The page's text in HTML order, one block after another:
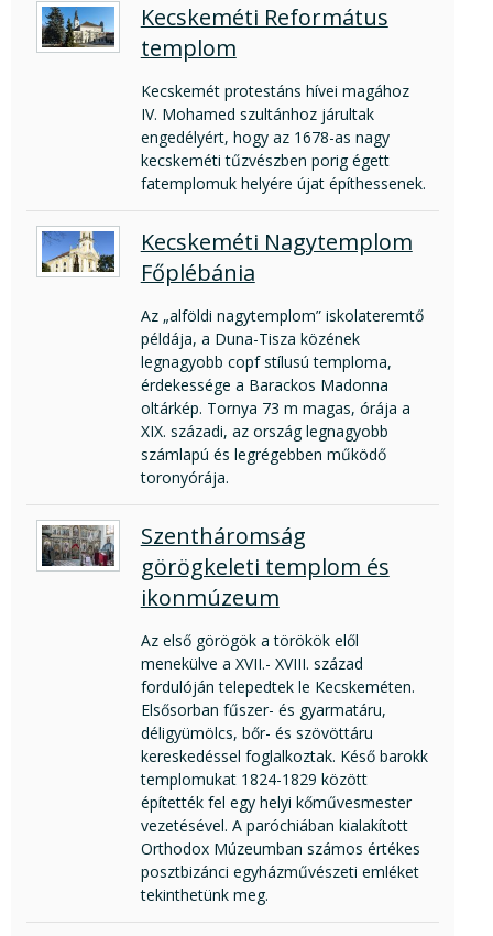
Kecskeméti Református
templom
Kecskemét protestáns hívei magához
IV. Mohamed szultánhoz járultak
engedélyért, hogy az 1678-as nagy
kecskeméti tűzvészben porig égett
fatemplomuk helyére újat építhessenek.
Kecskeméti Nagytemplom
Főplébánia
Az „alföldi nagytemplom” iskolateremtő
példája, a Duna-Tisza közének
legnagyobb copf stílusú temploma,
érdekessége a Barackos Madonna
oltárkép. Tornya 73 m magas, órája a
XIX. századi, az ország legnagyobb
számlapú és legrégebben működő
toronyórája.
Szentháromság
görögkeleti templom és
ikonmúzeum
Az első görögök a törökök elől
menekülve a XVII.- XVIII. század
fordulóján telepedtek le Kecskeméten.
Elsősorban fűszer- és gyarmatáru,
déligyümölcs, bőr- és szövöttáru
kereskedéssel foglalkoztak. Késő barokk
templomukat 1824-1829 között
építették fel egy helyi kőművesmester
vezetésével. A paróchiában kialakított
Orthodox Múzeumban számos értékes
posztbizánci egyházművészeti emléket
tekinthetünk meg.